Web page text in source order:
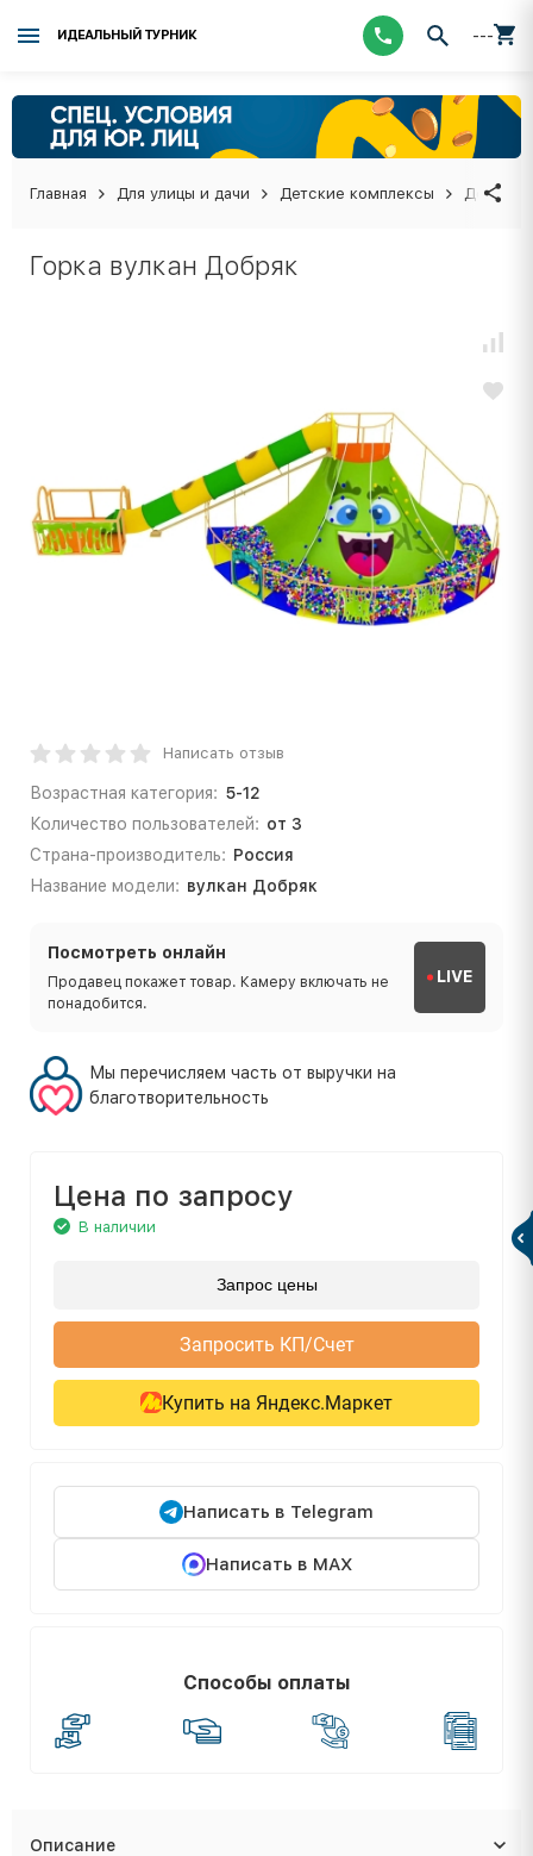
ИДЕАЛЬНЫЙ ТУРНИК ---
Главная Для улицы и дачи Детские комплексы
Горка вулкан Добряк
Написать отзыв
Возрастная категория: 5-12
Количество пользователей: от 3
Страна-производитель: Россия
Название модели: вулкан Добряк
Посмотреть онлайн
Продавец покажет товар. Камеру включать не
понадобится.
LIVE
Мы перечисляем часть от выручки на
благотворительность
Цена по запросу
В наличии
Запрос цены
Запросить КП/Счет
Купить на Яндекс.Маркет
Написать в Telegram
Написать в MAX
Способы оплаты
Описание